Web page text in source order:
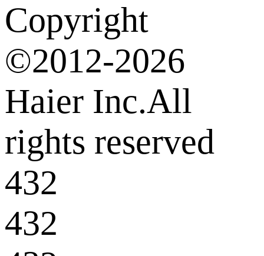
Copyright
©2012-2026
Haier Inc.All
rights reserved
432
432